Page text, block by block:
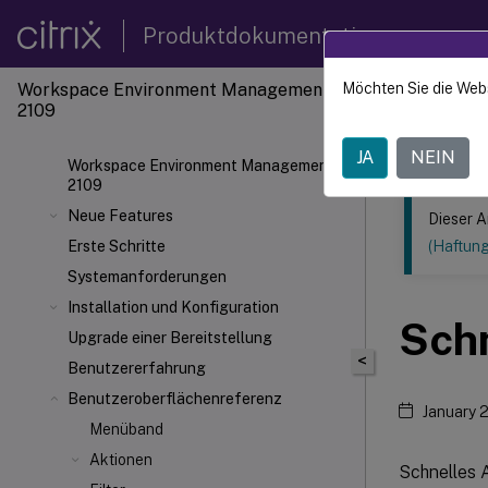
Produktdokumentation
Workspace Environment Management
2109
Workspace Environment Management
2109
Neue Features
Erste Schritte
Systemanforderungen
Installation und Konfiguration
Upgrade einer Bereitstellung
Benutzererfahrung
Benutzeroberflächenreferenz
Menüband
Aktionen
Dieser Inhalt
<
Dieser
January
Schnelles
Möchten Sie die
JA NEIN